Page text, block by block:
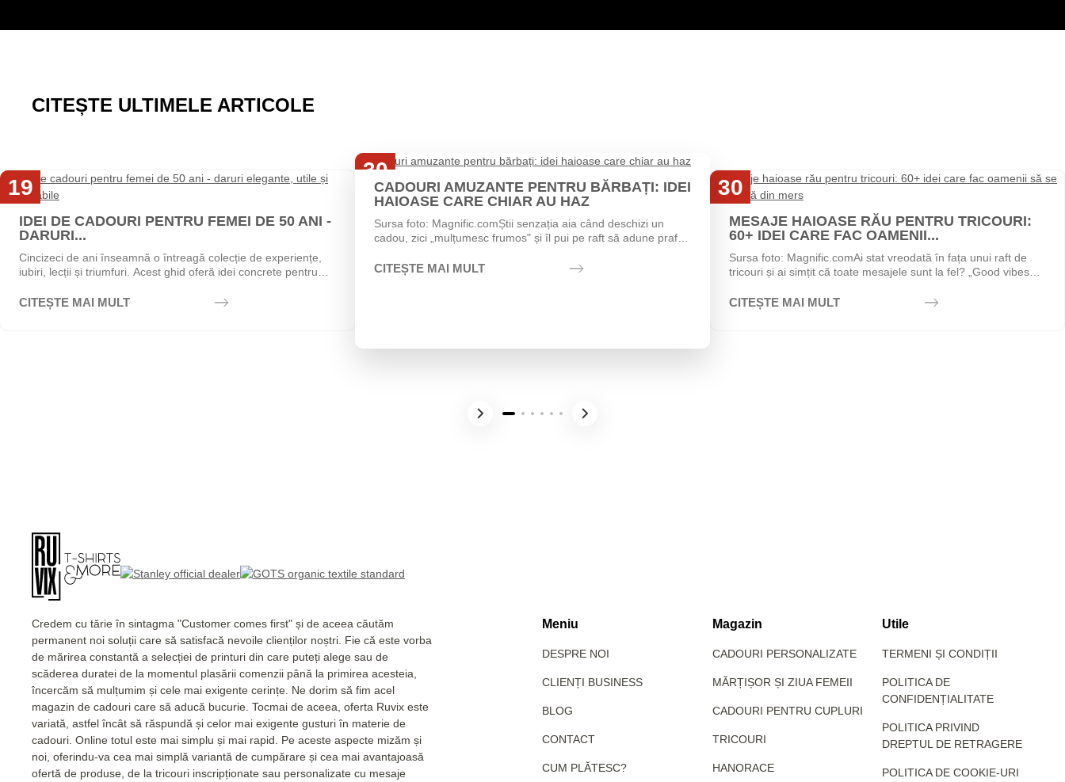
CITEȘTE ULTIMELE ARTICOLE
19
IDEI DE CADOURI PENTRU FEMEI DE 50 ANI -
DARURI...
Cincizeci de ani înseamnă o întreagă colecție de experiențe,
iubiri, lecții și triumfuri. Acest ghid oferă idei concrete pentru
CITEȘTE MAI MULT
30
Iul
CADOURI AMUZANTE PENTRU BĂRBAȚI: IDEI
HAIOASE CARE CHIAR AU HAZ
Sursa foto: Magnific.comȘtii senzația aia când deschizi un
cadou, zici „mulțumesc frumos" și îl pui pe raft să adune praf?
CITEȘTE MAI MULT
30
MESAJE HAIOASE RĂU PENTRU TRICOURI:
60+ IDEI CARE FAC OAMENII...
Sursa foto: Magnific.comAi stat vreodată în fața unui raft de
tricouri și ai simțit că toate mesajele sunt la fel? „Good vibes
CITEȘTE MAI MULT
Credem cu tărie în sintagma "Customer comes first" și de aceea căutăm
permanent noi soluții care să satisfacă nevoile clienților noștri. Fie că este vorba
de mărirea constantă a selecției de printuri din care puteți alege sau de
scăderea duratei de la momentul plasării comenzii până la primirea acesteia,
încercăm să mulțumim și cele mai exigente cerințe. Ne dorim să fim acel
magazin de cadouri care să aducă bucurie. Tocmai de aceea, oferta Ruvix este
variată, astfel încât să răspundă și celor mai exigente gusturi în materie de
cadouri. Online totul este mai simplu și mai rapid. Pe aceste aspecte mizăm și
noi, oferindu-va cea mai simplă variantă de cumpărare și cea mai avantajoasă
ofertă de produse, de la tricouri inscripționate sau personalizate cu mesaje
Meniu
DESPRE NOI
CLIENȚI BUSINESS
BLOG
CONTACT
CUM PLĂTESC?
Magazin
CADOURI PERSONALIZATE
MĂRȚIȘOR ȘI ZIUA FEMEII
CADOURI PENTRU CUPLURI
TRICOURI
HANORACE
Utile
TERMENI ȘI CONDIȚII
POLITICA DE
CONFIDENȚIALITATE
POLITICA PRIVIND
DREPTUL DE RETRAGERE
POLITICA DE COOKIE-URI